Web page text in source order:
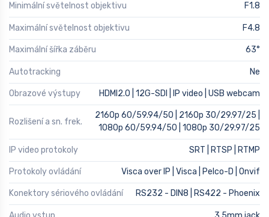
Minimální světelnost objektivu F1.8
Maximální světelnost objektivu F4.8
Maximální šířka záběru 63°
Autotracking Ne
Obrazové výstupy HDMI2.0 | 12G-SDI | IP video | USB webcam
Rozlišení a sn. frek.
2160p 60/59.94/50 | 2160p 30/29.97/25 |
1080p 60/59.94/50 | 1080p 30/29.97/25
IP video protokoly SRT | RTSP | RTMP
Protokoly ovládání Visca over IP | Visca | Pelco-D | Onvif
Konektory sériového ovládání RS232 - DIN8 | RS422 - Phoenix